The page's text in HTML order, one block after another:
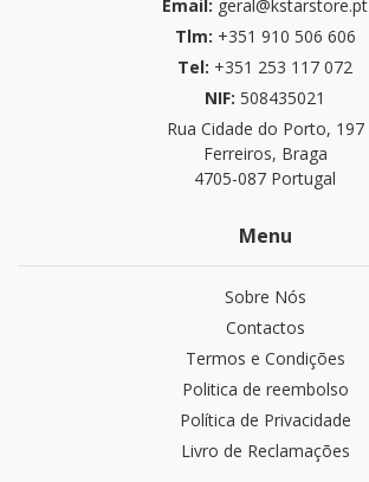
Email: geral@kstarstore.pt
Tlm: +351 910 506 606
Tel: +351 253 117 072
NIF: 508435021
Rua Cidade do Porto, 197
Ferreiros, Braga
4705-087 Portugal
Menu
Sobre Nós
Contactos
Termos e Condições
Politica de reembolso
Política de Privacidade
Livro de Reclamações